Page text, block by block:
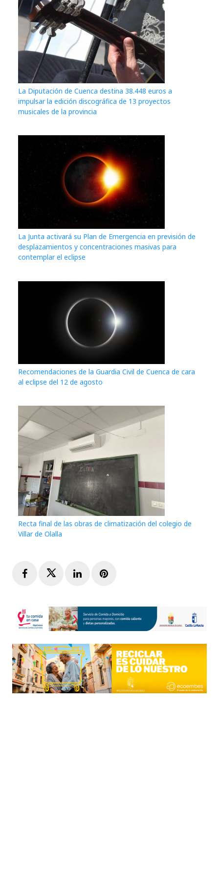
La Diputación de Cuenca destina 38.448 euros a
impulsar la edición discográfica de 13 proyectos
musicales de la provincia
La Junta activará su Plan de Emergencia en previsión de
desplazamientos y concentraciones masivas para
contemplar el eclipse
Recomendaciones de la Guardia Civil de Cuenca de cara
al eclipse del 12 de agosto
Recta final de las obras de climatización del colegio de
Villar de Olalla
FacebookTwitterLinkedInPinterest